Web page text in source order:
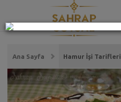
Ana Sayfa Hamur İşi Tarifleri